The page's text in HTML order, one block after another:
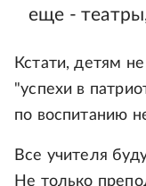
еще -
Кстати, детям
"успехи в
по воспитанию
Все учителя
Не только